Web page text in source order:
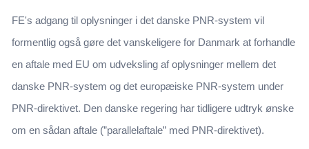
FE's adgang til oplysninger i det danske PNR-system vil
formentlig også gøre det vanskeligere for Danmark at forhandle
en aftale med EU om udveksling af oplysninger mellem det
danske PNR-system og det europæiske PNR-system under
PNR-direktivet. Den danske regering har tidligere udtryk ønske
om en sådan aftale (”parallelaftale” med PNR-direktivet).